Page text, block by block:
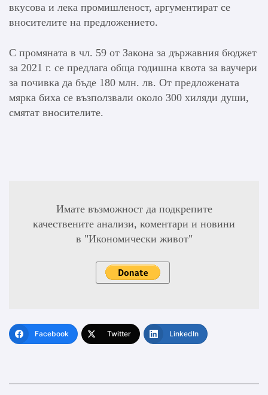
вкусова и лека промишленост, аргументират се
вносителите на предложението.
С промяната в чл. 59 от Закона за държавния бюджет
за 2021 г. се предлага обща годишна квота за ваучери
за почивка да бъде 180 млн. лв. От предложената
мярка биха се възползвали около 300 хиляди души,
смятат вносителите.
Имате възможност да подкрепите
качествените анализи, коментари и новини
в "Икономически живот"
Facebook Twitter LinkedIn